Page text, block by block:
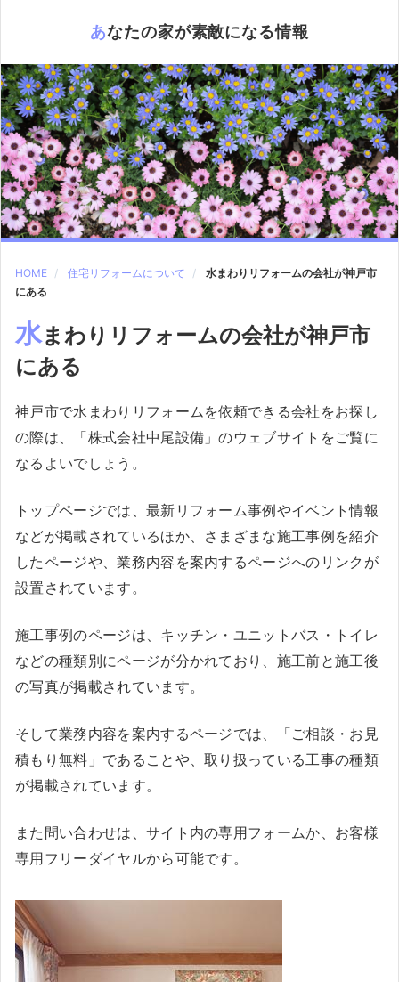
あなたの家が素敵になる情報
HOME 住宅リフォームについて
水まわりリフォームの会社が神戸市
にある
水まわりリフォームの会社が神戸市
にある
神戸市で水まわりリフォームを依頼できる会社をお探し
の際は、「株式会社中尾設備」のウェブサイトをご覧に
なるよいでしょう。
トップページでは、最新リフォーム事例やイベント情報
などが掲載されているほか、さまざまな施工事例を紹介
したページや、業務内容を案内するページへのリンクが
設置されています。
施工事例のページは、キッチン・ユニットバス・トイレ
などの種類別にページが分かれており、施工前と施工後
の写真が掲載されています。
そして業務内容を案内するページでは、「ご相談・お見
積もり無料」であることや、取り扱っている工事の種類
が掲載されています。
また問い合わせは、サイト内の専用フォームか、お客様
専用フリーダイヤルから可能です。